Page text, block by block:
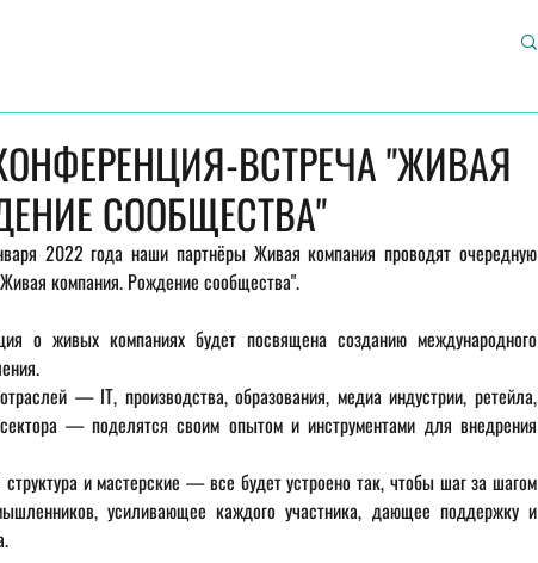
ВСТРЕЧА "ЖИВАЯ
СООБЩЕСТВА"
2022 года наши партнёры Живая компания проводят очередную
компания. Рождение сообщества".
о живых компаниях будет посвящена созданию международного
— IT, производства, образования, медиа индустрии, ретейла,
сектора — поделятся своим опытом и инструментами для внедрения
и мастерские — все будет устроено так, чтобы шаг за шагом
усиливающее каждого участника, дающее поддержку и